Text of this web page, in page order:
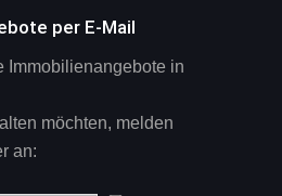
per E-Mail
Immobilienangebote in
möchten, melden
an: